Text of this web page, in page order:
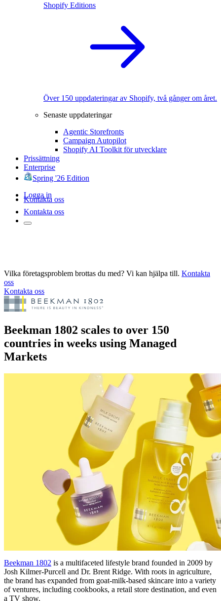
Shopify Editions
Över 150 uppdateringar av Shopify, två gånger om året.
Senaste uppdateringar
Agentic Storefronts
Campaign Autopilot
Shopify AI Toolkit för utvecklare
Prissättning
Enterprise
Spring '26 Edition
Logga in
Kontakta oss
Kontakta oss
Vilka företagsproblem brottas du med? Vi kan hjälpa till. Kontakta
oss
Kontakta oss
Beekman 1802 scales to over 150
countries in weeks using Managed
Markets
Beekman 1802 is a multifaceted lifestyle brand founded in 2009 by
Josh Kilmer-Purcell and Dr. Brent Ridge. With roots in agriculture,
the brand has expanded from goat-milk-based skincare into a variety
of ventures, including cookbooks, a retail store destination, and even
a TV show.